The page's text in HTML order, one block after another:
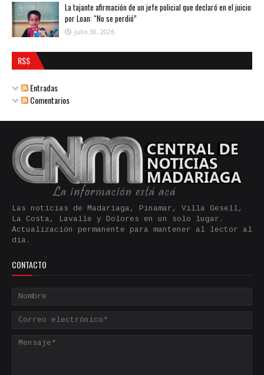
La tajante afirmación de un jefe policial que declaró en el juicio
por Loan: “No se perdió”
julio 30, 2026
RSS
Entradas
Comentarios
Las noticias de Madariaga, Pinamar, Villa Gesell,
La Costa, Lavalle y Dolores en un solo lugar.
Actualización permanente para mantener al lector al
día.
CONTACTO